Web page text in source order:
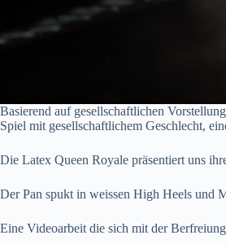
Basierend auf gesellschaftlichen
Spiel mit gesellschaftlichem Geschlecht,
Die Latex Queen Royale präsentiert uns
Der Pan spukt in weissen High Heels und
Eine Videoarbeit die sich mit der